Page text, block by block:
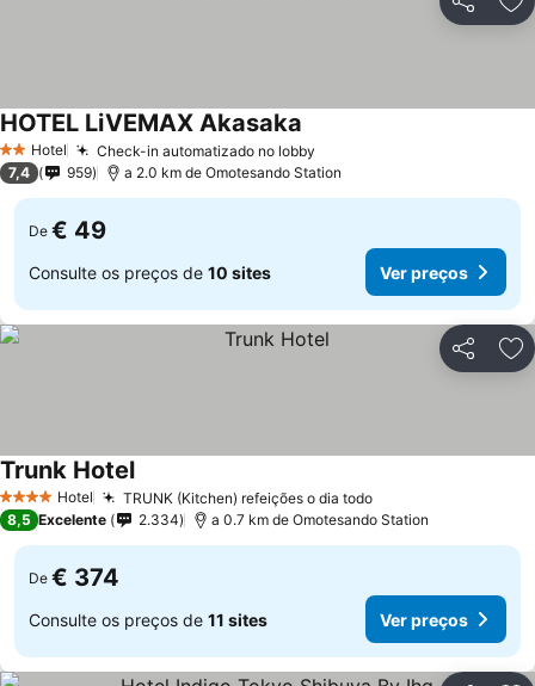
Partilhar
2 Estrelas
Hotel Check-in automatizado no lobby
HOTEL LiVEMAX Akasaka
7,4 959 a 2.0 km de Omotesando Station
De € 49
Consulte os preços de 10 sites Ver preços
Partilhar
4 EstrelasHotel TRUNK (Kitchen) refeições o dia todoVer preços
Trunk HotelVer preços
8,5 Excelente 2.334 a 0.7 km de Omotesando Station
De € 374
Consulte os preços de 11 sites Ver preços